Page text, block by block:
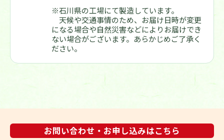
※石川県の工場にて製造しています。
天候や交通事情のため、お届け日時が変更
になる場合や自然災害などによりお届けでき
ない場合がございます。あらかじめご了承く
ださい。
お問い合わせ・お申し込みはこちら